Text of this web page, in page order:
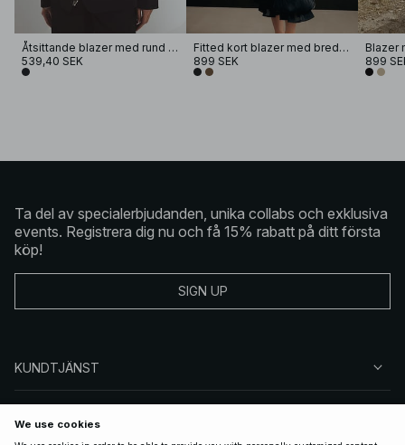
Åtsittande blazer med rund halsringning
539,40 SEK
Fitted kort blazer med breda ärmar
899 SEK
899
Ta del av specialerbjudanden, unika collabs och exklusiva
events. Registrera dig nu och få 15% rabatt på ditt första
köp!
SIGN UP
KUNDTJÄNST